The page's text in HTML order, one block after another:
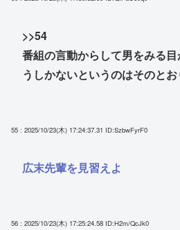
>>54
番組の言動からして男をみる
うしかないというのはそのと
55 : 2025/10/23(木) 17:24:37.31 ID:SzbwFyrF0
広末先輩を見習えよ
56 : 2025/10/23(木) 17:25:24.58 ID:H2m/QcJk0